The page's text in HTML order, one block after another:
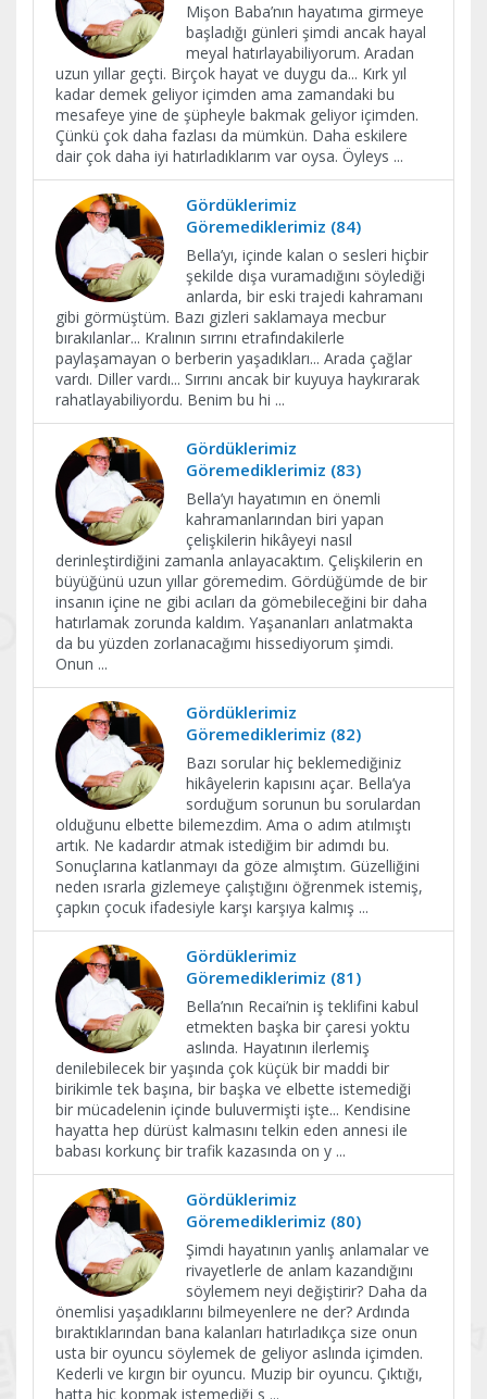
Mişon Baba’nın hayatıma girmeye
başladığı günleri şimdi ancak hayal
meyal hatırlayabiliyorum. Aradan
uzun yıllar geçti. Birçok hayat ve duygu da... Kırk yıl
kadar demek geliyor içimden ama zamandaki bu
mesafeye yine de şüpheyle bakmak geliyor içimden.
Çünkü çok daha fazlası da mümkün. Daha eskilere
dair çok daha iyi hatırladıklarım var oysa. Öyleys ...
Gördüklerimiz
Göremediklerimiz (84)
Bella’yı, içinde kalan o sesleri hiçbir
şekilde dışa vuramadığını söylediği
anlarda, bir eski trajedi kahramanı
gibi görmüştüm. Bazı gizleri saklamaya mecbur
bırakılanlar... Kralının sırrını etrafındakilerle
paylaşamayan o berberin yaşadıkları... Arada çağlar
vardı. Diller vardı... Sırrını ancak bir kuyuya haykırarak
rahatlayabiliyordu. Benim bu hi ...
Gördüklerimiz
Göremediklerimiz (83)
Bella’yı hayatımın en önemli
kahramanlarından biri yapan
çelişkilerin hikâyeyi nasıl
derinleştirdiğini zamanla anlayacaktım. Çelişkilerin en
büyüğünü uzun yıllar göremedim. Gördüğümde de bir
insanın içine ne gibi acıları da gömebileceğini bir daha
hatırlamak zorunda kaldım. Yaşananları anlatmakta
da bu yüzden zorlanacağımı hissediyorum şimdi.
Onun ...
Gördüklerimiz
Göremediklerimiz (82)
Bazı sorular hiç beklemediğiniz
hikâyelerin kapısını açar. Bella’ya
sorduğum sorunun bu sorulardan
olduğunu elbette bilemezdim. Ama o adım atılmıştı
artık. Ne kadardır atmak istediğim bir adımdı bu.
Sonuçlarına katlanmayı da göze almıştım. Güzelliğini
neden ısrarla gizlemeye çalıştığını öğrenmek istemiş,
çapkın çocuk ifadesiyle karşı karşıya kalmış ...
Gördüklerimiz
Göremediklerimiz (81)
Bella’nın Recai’nin iş teklifini kabul
etmekten başka bir çaresi yoktu
aslında. Hayatının ilerlemiş
denilebilecek bir yaşında çok küçük bir maddi bir
birikimle tek başına, bir başka ve elbette istemediği
bir mücadelenin içinde buluvermişti işte... Kendisine
hayatta hep dürüst kalmasını telkin eden annesi ile
babası korkunç bir trafik kazasında on y ...
Gördüklerimiz
Göremediklerimiz (80)
Şimdi hayatının yanlış anlamalar ve
rivayetlerle de anlam kazandığını
söylemem neyi değiştirir? Daha da
önemlisi yaşadıklarını bilmeyenlere ne der? Ardında
bıraktıklarından bana kalanları hatırladıkça size onun
usta bir oyuncu söylemek de geliyor aslında içimden.
Kederli ve kırgın bir oyuncu. Muzip bir oyuncu. Çıktığı,
hatta hiç kopmak istemediği s ...